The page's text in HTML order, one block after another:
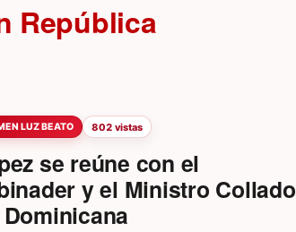
República
LUZ BEATO 802 vistas
se reúne con el
y el Ministro Collado